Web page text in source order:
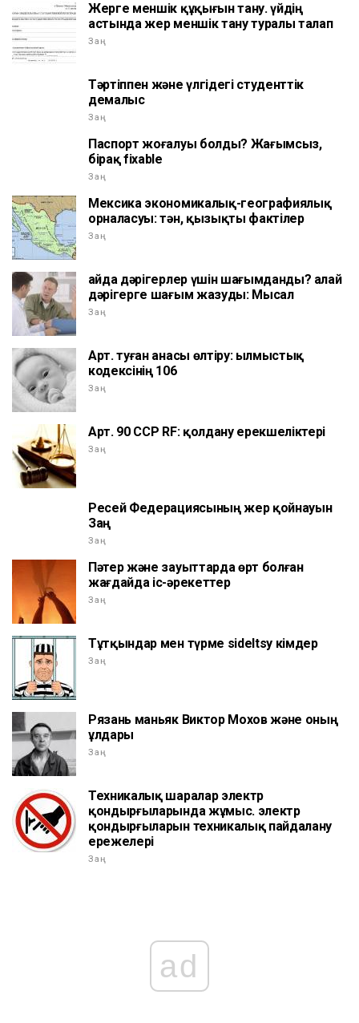
Жерге меншік құқығын тану. үйдің
астында жер меншік тану туралы талап
Заң
Тәртіппен және үлгідегі студенттік
демалыс
Заң
Паспорт жоғалуы болды? Жағымсыз,
бірақ fixable
Заң
Мексика экономикалық-географиялық
орналасуы: тән, қызықты фактілер
Заң
Қайда дәрігерлер үшін шағымданды? Қалай
дәрігерге шағым жазуды: Мысал
Заң
Арт. туған анасы өлтіру: Қылмыстық
кодексінің 106
Заң
Арт. 90 CCP RF: қолдану ерекшеліктері
Заң
Ресей Федерациясының жер қойнауын
Заң
Заң
Пәтер және зауыттарда өрт болған
жағдайда іс-әрекеттер
Заң
Тұтқындар мен түрме sideltsy кімдер
Заң
Рязань маньяк Виктор Мохов және оның
ұлдары
Заң
Техникалық шаралар электр
қондырғыларында жұмыс. электр
қондырғыларын техникалық пайдалану
ережелері
Заң
ad